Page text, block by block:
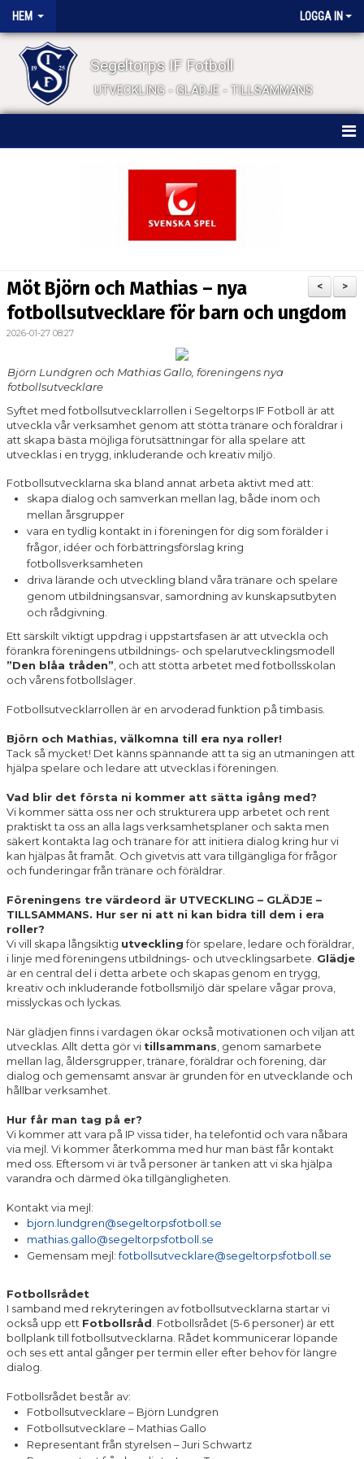
HEM LOGGA IN
Segeltorps IF Fotboll
UTVECKLING - GLÄDJE - TILLSAMMANS
BÖRJA SPELA FOTBOLL
MATCHER
FOTBOLLSHJÄLPEN
HANDLA & STÖTTA FÖRENINGEN
>
<
Möt Björn och Mathias – nya
fotbollsutvecklare för barn och ungdom
2026-01-27 08:27
Björn Lundgren och Mathias Gallo, föreningens nya
fotbollsutvecklare
Syftet med fotbollsutvecklarrollen i Segeltorps IF Fotboll är att
utveckla vår verksamhet genom att stötta tränare och föräldrar i
att skapa bästa möjliga förutsättningar för alla spelare att
utvecklas i en trygg, inkluderande och kreativ miljö.
Fotbollsutvecklarna ska bland annat arbeta aktivt med att:
skapa dialog och samverkan mellan lag, både inom och
mellan årsgrupper
vara en tydlig kontakt in i föreningen för dig som förälder i
frågor, idéer och förbättringsförslag kring
fotbollsverksamheten
driva lärande och utveckling bland våra tränare och spelare
genom utbildningsansvar, samordning av kunskapsutbyten
och rådgivning.
Ett särskilt viktigt uppdrag i uppstartsfasen är att utveckla och
förankra föreningens utbildnings- och spelarutvecklingsmodell
”Den blåa tråden” , och att stötta arbetet med fotbollsskolan
och vårens fotbollsläger.
Fotbollsutvecklarrollen är en arvoderad funktion på timbasis.
Björn och Mathias, välkomna till era nya roller!
Tack så mycket! Det känns spännande att ta sig an utmaningen att
hjälpa spelare och ledare att utvecklas i föreningen.
Vad blir det första ni kommer att sätta igång med?
Vi kommer sätta oss ner och strukturera upp arbetet och rent
praktiskt ta oss an alla lags verksamhetsplaner och sakta men
säkert kontakta lag och tränare för att initiera dialog kring hur vi
kan hjälpas åt framåt. Och givetvis att vara tillgängliga för frågor
och funderingar från tränare och föräldrar.
Föreningens tre värdeord är UTVECKLING – GLÄDJE –
TILLSAMMANS. Hur ser ni att ni kan bidra till dem i era
roller?
Vi vill skapa långsiktig utvecklingför spelare, ledare och föräldrar,
i linje med föreningens utbildnings- och utvecklingsarbete. Glädje
är en central del i detta arbete och skapas genom en trygg,
kreativ och inkluderande fotbollsmiljö där spelare vågar prova,
misslyckas och lyckas.
När glädjen finns i vardagen ökar också motivationen och viljan att
utvecklas. Allt detta gör vi tillsammans , genom samarbete
mellan lag, åldersgrupper, tränare, föräldrar och förening, där
dialog och gemensamt ansvar är grunden för en utvecklande och
hållbar verksamhet.
Hur får man tag på er?
Vi kommer att vara på IP vissa tider, ha telefontid och vara nåbara
via mejl. Vi kommer återkomma med hur man bäst får kontakt
med oss. Eftersom vi är två personer är tanken att vi ska hjälpa
varandra och därmed öka tillgängligheten.
Kontakt via mejl:
bjorn.lundgren@segeltorpsfotboll.se
mathias.gallo@segeltorpsfotboll.se
Gemensam mejl:fotbollsutvecklare@segeltorpsfotboll.se
Fotbollsrådet
I samband med rekryteringen av fotbollsutvecklarna startar vi
också upp ett Fotbollsråd . Fotbollsrådet (5-6 personer) är ett
bollplank till fotbollsutvecklarna. Rådet kommunicerar löpande
och ses ett antal gånger per termin eller efter behov för längre
dialog.
Fotbollsrådet består av:
Fotbollsutvecklare – Björn Lundgren
Fotbollsutvecklare – Mathias Gallo
Representant från styrelsen – Juri Schwartz